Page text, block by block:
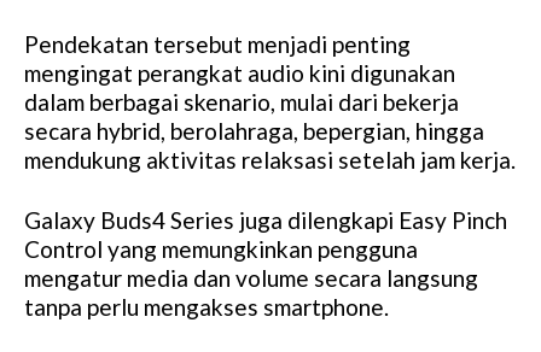
Pendekatan tersebut menjadi penting
mengingat perangkat audio kini digunakan
dalam berbagai skenario, mulai dari bekerja
secara hybrid, berolahraga, bepergian, hingga
mendukung aktivitas relaksasi setelah jam kerja.
Galaxy Buds4 Series juga dilengkapi Easy Pinch
Control yang memungkinkan pengguna
mengatur media dan volume secara langsung
tanpa perlu mengakses smartphone.